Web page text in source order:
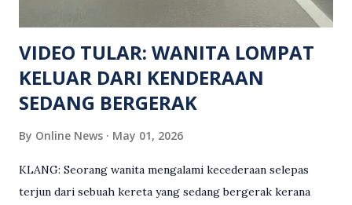
Keseksaan kerana membunuh. Orang ramai yang mempunyai
maklumat diminta t...
VIDEO TULAR: WANITA LOMPAT
KELUAR DARI KENDERAAN
SEDANG BERGERAK
By Online News May 01, 2026
KLANG: Seorang wanita mengalami kecederaan selepas
terjun dari sebuah kereta yang sedang bergerak kerana